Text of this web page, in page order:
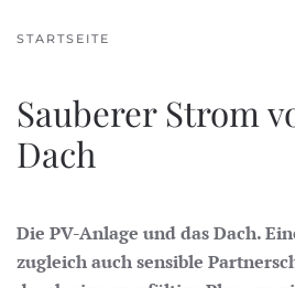
STARTSEITE
Sauberer Strom
Dach
Die PV-Anlage und das Dach.
zugleich auch sensible